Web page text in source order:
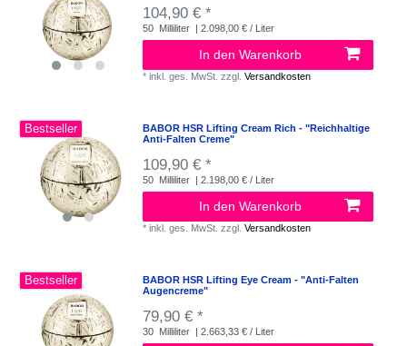
104,90 € *
50 Milliliter | 2.098,00 € / Liter
In den Warenkorb
*inkl. ges. MwSt. zzgl.Versandkosten
Bestseller
BABOR HSR Lifting Cream Rich - "Reichhaltige
Anti-Falten Creme"
109,90 € *
50 Milliliter | 2.198,00 € / Liter
In den Warenkorb
*inkl. ges. MwSt. zzgl.Versandkosten
Bestseller
BABOR HSR Lifting Eye Cream - "Anti-Falten
Augencreme"
79,90 € *
30 Milliliter | 2.663,33 € / Liter